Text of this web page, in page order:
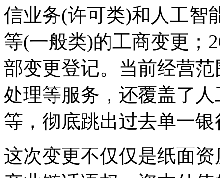
信业务‌(许可类)和‌人工智
等(一般类)的工商变更；‌
部变更登记。当前经营
处理等服务，还覆盖了
等，彻底跳出过去单一
这次变更不仅仅是纸面